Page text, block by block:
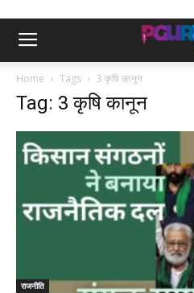
Home Tags 3 कृषि कानून
Tag: 3 कृषि कानून
राजनीति